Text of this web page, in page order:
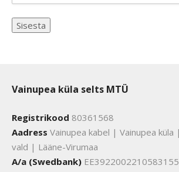
Vainupea küla selts MTÜ
Registrikood 80361568
Aadress Vainupea kabel | Vainupea
vald | Lääne-Virumaa
A/a (Swedbank)